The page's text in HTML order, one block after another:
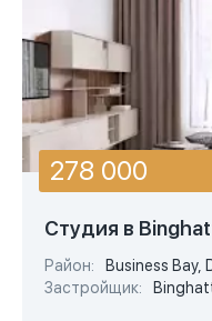
Студия в
Район:
Business Bay,
Застройщик:
278 000